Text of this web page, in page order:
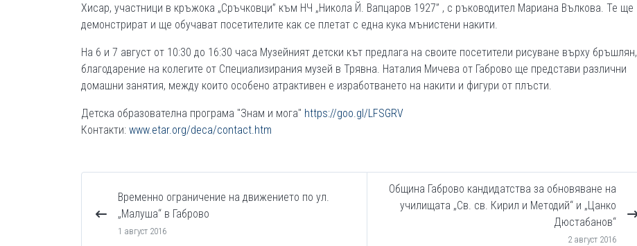
Хисар, участници в кръжока „Сръчковци” към НЧ „Никола Й. Вапцаров 1927” , с ръководител Мариана Вълкова. Те ще
демонстрират и ще обучават посетителите как се плетат с една кука мънистени накити.
На 6 и 7 август от 10:30 до 16:30 часа Музейният детски кът предлага на своите посетители рисуване върху бръшлян,
благодарение на колегите от Специализирания музей в Трявна. Наталия Мичева от Габрово ще представи различни
домашни занятия, между които особено атрактивен е изработването на накити и фигури от плъсти.
Детска образователна програма "Знам и мога" https://goo.gl/LFSGRV
Контакти: www.etar.org/deca/contact.htm
Временно ограничение на движението по ул.
„Малуша“ в Габрово
1 август 2016
Община Габрово кандидатства за обновяване на
училищата „Св. св. Кирил и Методий“ и „Цанко
Дюстабанов“
2 август 2016